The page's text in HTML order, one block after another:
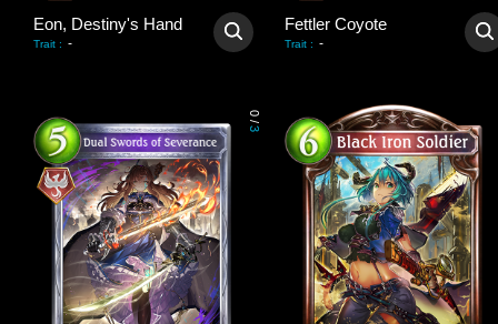
Eon, Destiny's Hand
Trait : -
Fettler Coyote
Trait : -
0
/
3